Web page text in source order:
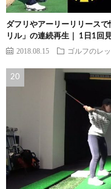
ダフリやアーリーリリース
リル」の連続再生｜ 1日1回
2018.08.15 ゴルフのレ